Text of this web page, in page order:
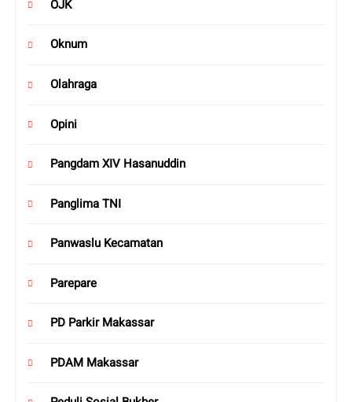
OJK
Oknum
Olahraga
Opini
Pangdam XIV Hasanuddin
Panglima TNI
Panwaslu Kecamatan
Parepare
PD Parkir Makassar
PDAM Makassar